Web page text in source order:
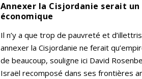
Annexer la Cisjordanie serait un
économique
Il n’y a que trop de pauvreté et
annexer la Cisjordanie ne ferait
de beaucoup, souligne ici David
Israël recomposé dans ses frontières